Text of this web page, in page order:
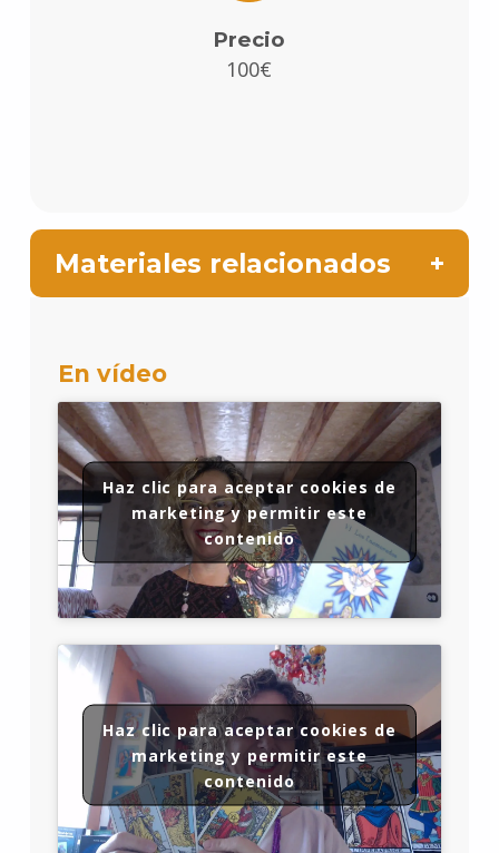
Precio
100€
Materiales relacionados
En vídeo
Haz clic para aceptar cookies de
marketing y permitir este
contenido
Haz clic para aceptar cookies de
marketing y permitir este
contenido